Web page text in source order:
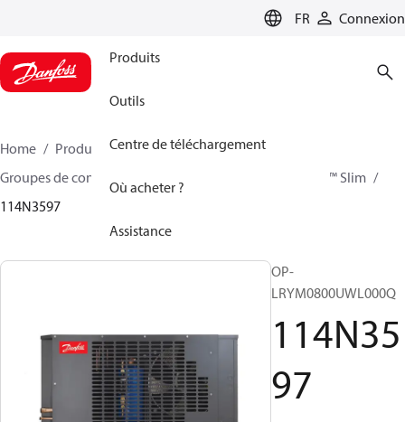
FR Connexion
Produits
Outils
Centre de téléchargement
Où acheter ?
Assistance
Home Produits
Climate Solutions - cooling
Groupes de condensation
Optyma™ Slim
114N3597
OP-
LRYM0800UWL000Q
114N35
97